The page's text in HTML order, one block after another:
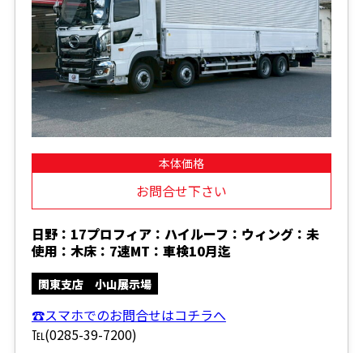
本体価格
お問合せ下さい
日野：17プロフィア：ハイルーフ：ウィング：未
使用：木床：7速MT：車検10月迄
関東支店 小山展示場
☎スマホでのお問合せはコチラへ
℡(0285-39-7200)